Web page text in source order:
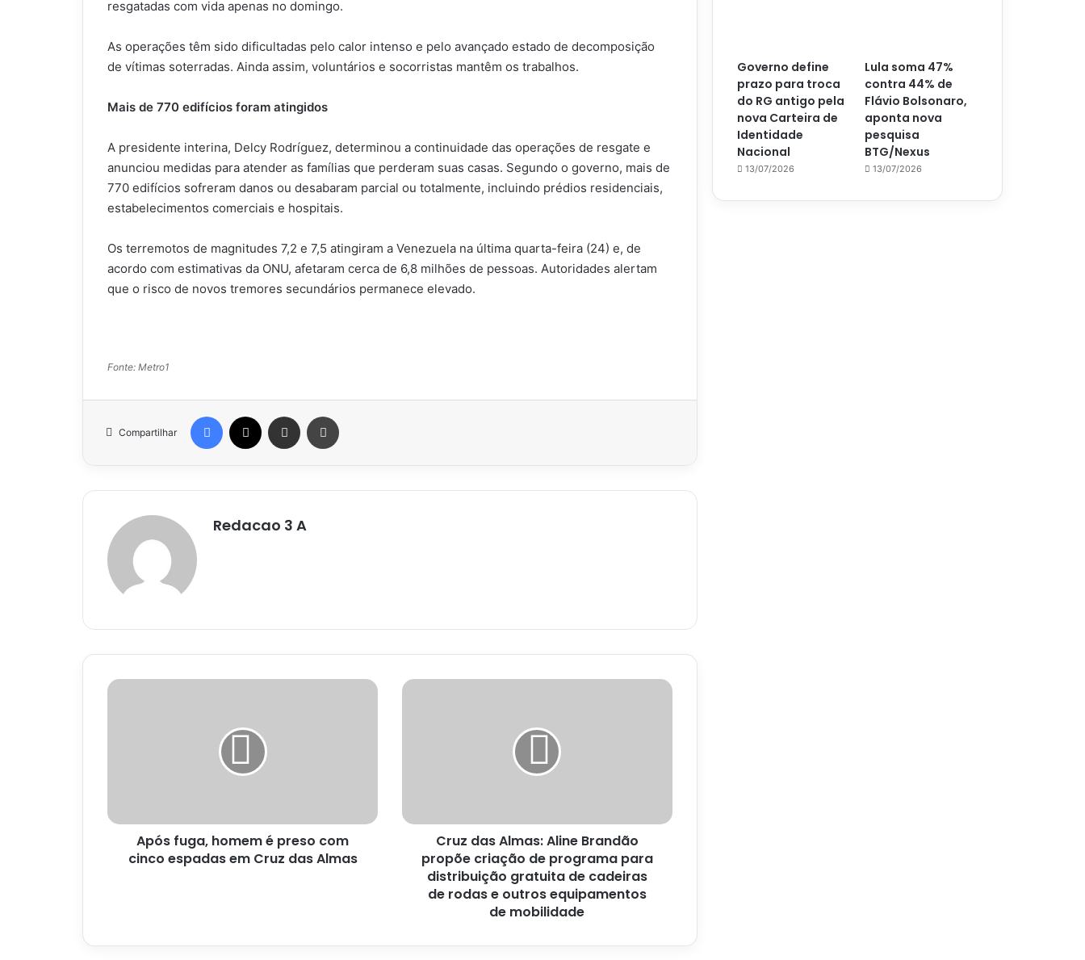
resgatadas com vida apenas no domingo.
As operações têm sido dificultadas pelo calor intenso e pelo avançado estado de decomposição
de vítimas soterradas. Ainda assim, voluntários e socorristas mantêm os trabalhos.
Mais de 770 edifícios foram atingidos
A presidente interina, Delcy Rodríguez, determinou a continuidade das operações de resgate e
anunciou medidas para atender as famílias que perderam suas casas. Segundo o governo, mais de
770 edifícios sofreram danos ou desabaram parcial ou totalmente, incluindo prédios residenciais,
estabelecimentos comerciais e hospitais.
Os terremotos de magnitudes 7,2 e 7,5 atingiram a Venezuela na última quarta-feira (24) e, de
acordo com estimativas da ONU, afetaram cerca de 6,8 milhões de pessoas. Autoridades alertam
que o risco de novos tremores secundários permanece elevado.
Fonte: Metro1
Compartilhar
Facebook Compartilhar via e-mail
Redacao 3 A
Após
em
Após fuga, homem é preso com
cinco espadas em Cruz das Almas
Cruz
programa
distribuição
gratuita
Cruz das Almas: Aline Brandão
propõe criação de programa para
distribuição gratuita de cadeiras
de rodas e outros equipamentos
de mobilidade
Governo define
prazo para troca
do RG antigo pela
nova Carteira de
Identidade
Nacional
13/07/2026
Lula soma 47%
contra 44% de
Flávio Bolsonaro,
aponta nova
pesquisa
BTG/Nexus
13/07/2026